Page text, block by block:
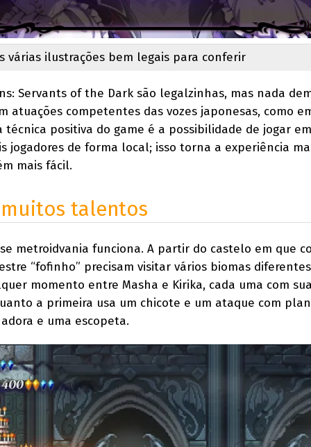
várias ilustrações bem legais para conferir
Servants of the Dark são legalzinhas, mas nada
atuações competentes das vozes japonesas, como
positiva do game é a possibilidade de jogar
jogadores de forma local; isso torna a experiência
mais fácil.
talentos
metroidvania funciona. A partir do castelo em que
“fofinho” precisam visitar vários biomas
momento entre Masha e Kirika, cada uma com
a primeira usa um chicote e um ataque com
e uma escopeta.